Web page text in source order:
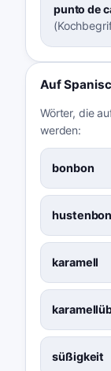
punto de
Auf
Wörter, die
werden:
bonbon
karamell
süßigkeit